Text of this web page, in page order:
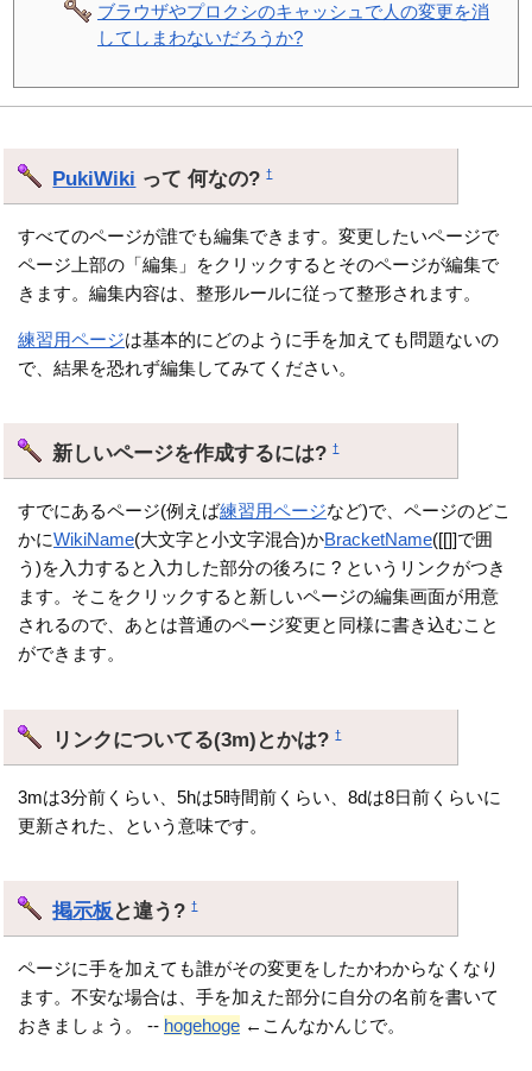
ブラウザやプロクシのキャッシュで人の変更を消
してしまわないだろうか?
PukiWiki って 何なの?†
すべてのページが誰でも編集できます。変更したいページで
ページ上部の「編集」をクリックするとそのページが編集で
きます。編集内容は、整形ルールに従って整形されます。
練習用ページは基本的にどのように手を加えても問題ないの
で、結果を恐れず編集してみてください。
新しいページを作成するには?†
すでにあるページ(例えば練習用ページなど)で、ページのどこ
かにWikiName(大文字と小文字混合)かBracketName([[]]で囲
う)を入力すると入力した部分の後ろに ? というリンクがつき
ます。そこをクリックすると新しいページの編集画面が用意
されるので、あとは普通のページ変更と同様に書き込むこと
ができます。
リンクについてる(3m)とかは?†
3mは3分前くらい、5hは5時間前くらい、8dは8日前くらいに
更新された、という意味です。
掲示板 と違う?†
ページに手を加えても誰がその変更をしたかわからなくなり
ます。不安な場合は、手を加えた部分に自分の名前を書いて
おきましょう。 -- hogehoge ←こんなかんじで。